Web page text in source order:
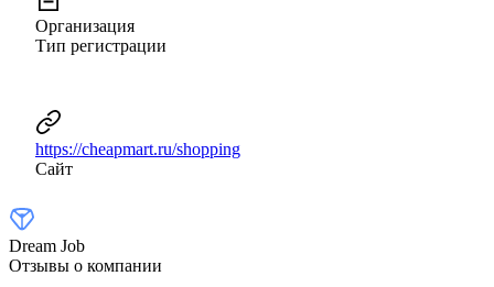
Организация
Тип регистрации
https://cheapmart.ru/shopping
Сайт
Dream Job
Отзывы о компании